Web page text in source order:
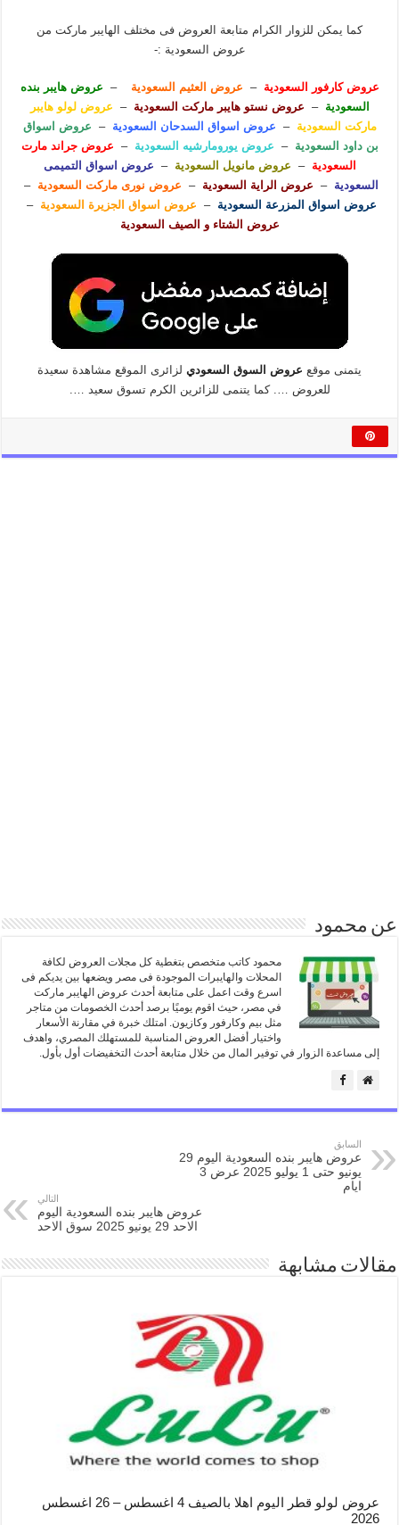
كما يمكن للزوار الكرام متابعة العروض فى مختلف الهايبر ماركت من
عروض السعودية :-
عروض كارفور السعودية – عروض العثيم السعودية –
عروض هايبر بنده
السعودية – عروض نستو هايبر ماركت السعودية –
عروض لولو هايبر
ماركت السعودية – عروض اسواق السدحان السعودية –
عروض اسواق
بن داود السعودية – عروض يورومارشيه السعودية –
عروض جراند مارت
السعودية – عروض مانويل السعودية –
عروض اسواق التميمى
السعودية – عروض الراية السعودية – عروض نورى ماركت السعودية –
عروض اسواق المزرعة السعودية – عروض اسواق الجزيرة السعودية –
عروض الشتاء و الصيف السعودية
يتمنى موقع عروض السوق السعوديلزائرى الموقع مشاهدة سعيدة
للعروض …. كما يتنمى للزائرين الكرم تسوق سعيد ….
عن محمود
محمود كاتب متخصص بتغطية كل مجلات العروض لكافة
المحلات والهايبرات الموجودة فى مصر ويضعها بين يديكم فى
اسرع وقت اعمل على متابعة أحدث عروض الهايبر ماركت
في مصر، حيث اقوم يوميًا برصد أحدث الخصومات من متاجر
مثل بيم وكارفور وكازيون. امتلك خبرة في مقارنة الأسعار
واختيار أفضل العروض المناسبة للمستهلك المصري، واهدف
إلى مساعدة الزوار في توفير المال من خلال متابعة أحدث التخفيضات أول بأول.
السابق
عروض هايبر بنده السعودية اليوم 29
يونيو حتى 1 يوليو 2025 عرض 3
ايام
التالي
عروض هايبر بنده السعودية اليوم
الاحد 29 يونيو 2025 سوق الاحد
مقالات مشابهة
عروض لولو قطر اليوم اهلا بالصيف 4 اغسطس – 26 اغسطس
2026